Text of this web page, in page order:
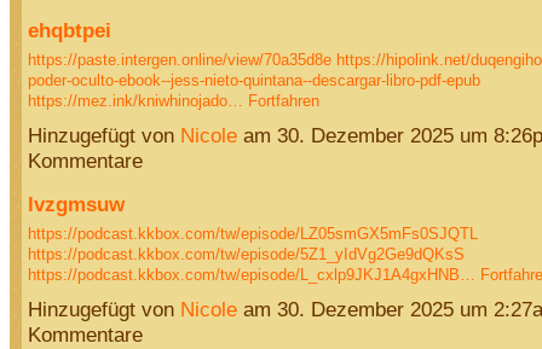
ehqbtpei
https://paste.intergen.online/view/70a35d8e https://hipolink.net/
poder-oculto-ebook--jess-nieto-quintana--descargar-libro-pdf-epub
https://mez.ink/kniwhinojado… Fortfahren
Hinzugefügt von Nicoleam 30. Dezember 2025 um
Kommentare
lvzgmsuw
https://podcast.kkbox.com/tw/episode/LZ05smGX5mFs0SJQTL
https://podcast.kkbox.com/tw/episode/5Z1_yIdVg2Ge9dQKsS
https://podcast.kkbox.com/tw/episode/L_cxlp9JKJ1A4gxHNB…
Hinzugefügt von Nicoleam 30. Dezember 2025 um
Kommentare